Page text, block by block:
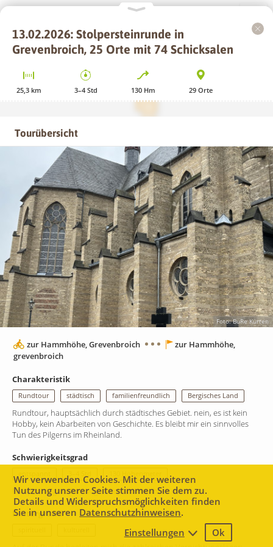
1 km
Mapboxcontributors,
GPS
13.02.2026: Stolpersteinrunde in
Grevenbroich, 25 Orte mit 74 Schicksalen
25,3km 3–4 Std 130 Hm 29Orte
Tourübersicht
Foto: BuRe Kürten
zur Hammhöhe, Grevenbroich
zur Hammhöhe,
grevenbroich
Charakteristik
Rundtour städtisch familienfreundlich Bergisches Land
Rundtour, hauptsächlich durch städtisches Gebiet. nein, es ist kein
Hobby, kein Abarbeiten von Geschichte. Es bleibt mir ein sinnvolles
Tun des Pilgerns im Rheinland.
Schwierigkeitsgrad
entspannt 130 Höhenmeter
Entspannt. gute Radwege, leicht zu befahren.
Hintergrund
Wir verwenden Cookies. Mit der weiteren
Nutzung unserer Seite stimmen Sie dem zu.
Details und Widerspruchsmöglichkeiten finden
Sie in unseren Datenschutzhinweisen.
Einstellungen
Ok